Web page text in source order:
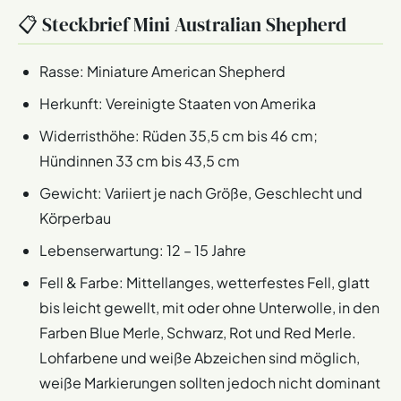
📋 Steckbrief Mini Australian Shepherd
Rasse: Miniature American Shepherd
Herkunft: Vereinigte Staaten von Amerika
Widerristhöhe: Rüden 35,5 cm bis 46 cm;
Hündinnen 33 cm bis 43,5 cm
Gewicht: Variiert je nach Größe, Geschlecht und
Körperbau
Lebenserwartung: 12 – 15 Jahre
Fell & Farbe: Mittellanges, wetterfestes Fell, glatt
bis leicht gewellt, mit oder ohne Unterwolle, in den
Farben Blue Merle, Schwarz, Rot und Red Merle.
Lohfarbene und weiße Abzeichen sind möglich,
weiße Markierungen sollten jedoch nicht dominant